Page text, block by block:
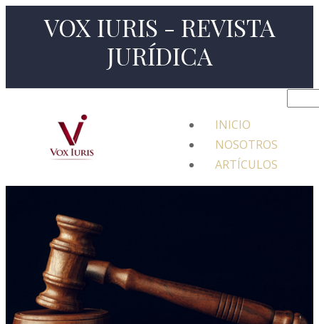
VOX IURIS - REVISTA
JURÍDICA
INICIO
NOSOTROS
ARTÍCULOS